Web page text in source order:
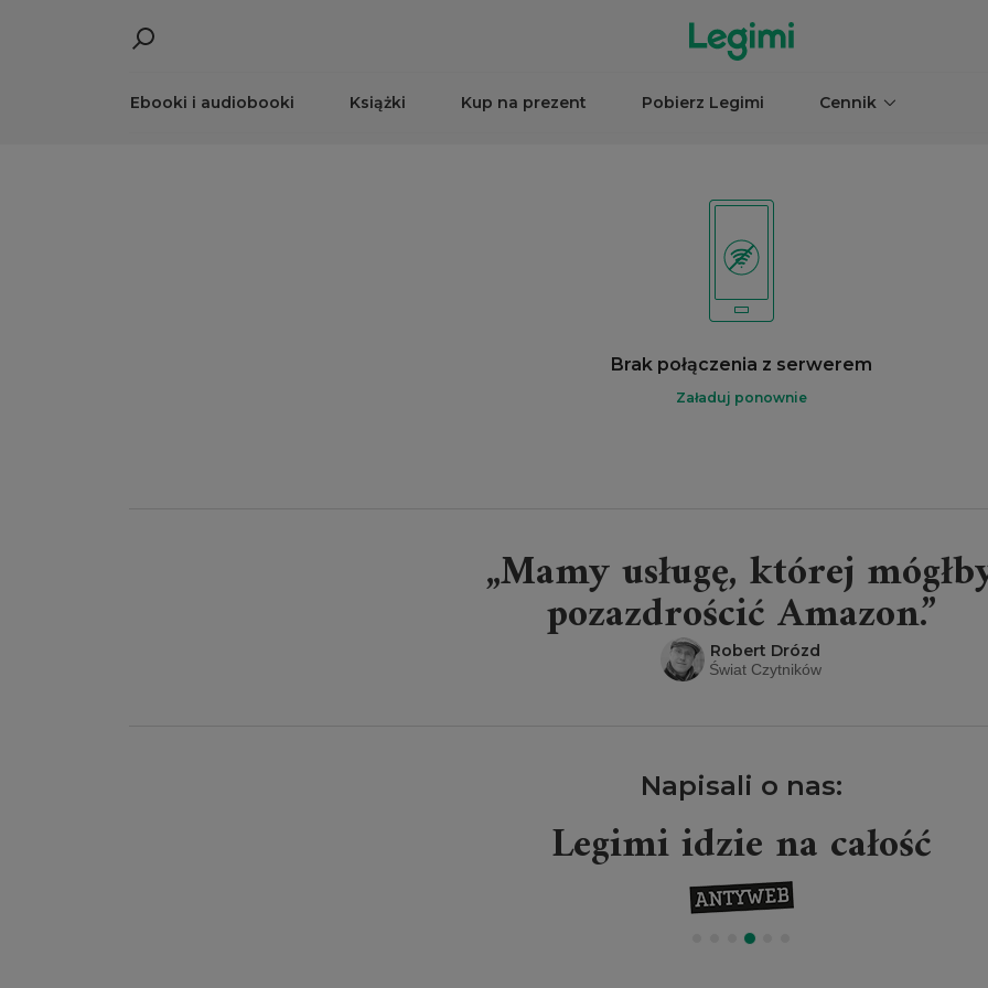
Ebooki i audiobooki Książki Kup na prezent Pobierz Legimi Cennik
Brak połączenia z serwerem
Załaduj ponownie
„Mamy usługę, której
pozazdrościć Amazon.”
Robert Drózd
Świat Czytników
Napisali o nas:
Legimi idzie na całość